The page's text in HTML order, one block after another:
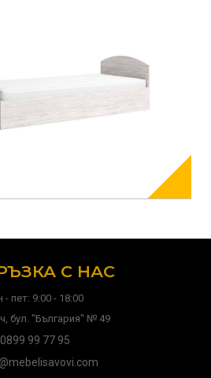
С НАС
- пет: 9:00 - 18:00
бул. "България" № 49
0899 99 77 95